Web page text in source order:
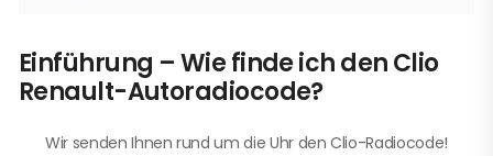
Einführung – Wie finde ich den Clio
Renault-Autoradiocode?
Wir senden Ihnen rund um die Uhr den Clio-Radiocode!